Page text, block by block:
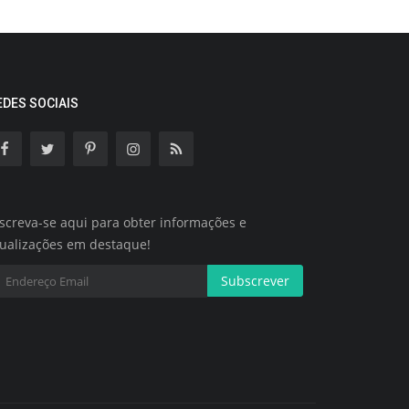
SOCIAIS
se aqui para obter informações e
em destaque!
Subscrever